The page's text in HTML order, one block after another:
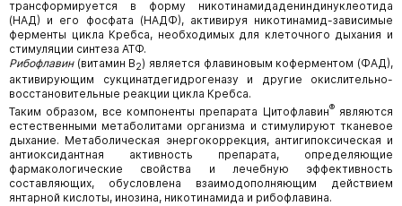
трансформируется в форму никотинамидадениндинуклеотида
(НАД) и его фосфата (НАДФ), активируя никотинамид-зависимые
ферменты цикла Кребса, необходимых для клеточного дыхания и
стимуляции синтеза АТФ.
Рибофлавин (витамин В2) является флавиновым коферментом (ФАД),
активирующим сукцинатдегидрогеназу и другие окислительно-
восстановительные реакции цикла Кребса.
Таким образом, все компоненты препарата Цитофлавин®являются
естественными метаболитами организма и стимулируют тканевое
дыхание. Метаболическая энергокоррекция, антигипоксическая и
антиоксидантная активность препарата, определяющие
фармакологические свойства и лечебную эффективность
составляющих, обусловлена взаимодополняющим действием
янтарной кислоты, инозина, никотинамида и рибофлавина.